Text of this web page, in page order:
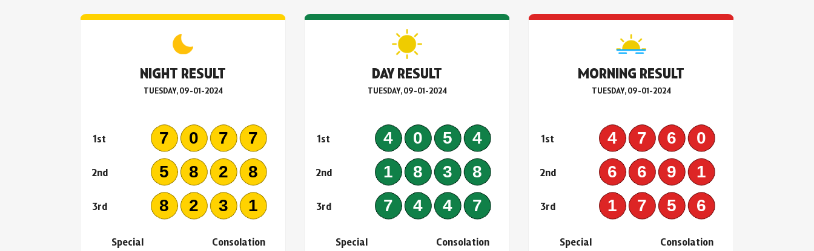
NIGHT RESULT
TUESDAY, 09-01-2024
1st 7077
2nd 5828
3rd 8231
Special
Consolation
DAY RESULT
TUESDAY, 09-01-2024
1st 4054
2nd 1838
3rd 7447
Special
Consolation
MORNING RESULT
TUESDAY, 09-01-2024
1st 4760
2nd 6691
3rd 1756
Special
Consolation